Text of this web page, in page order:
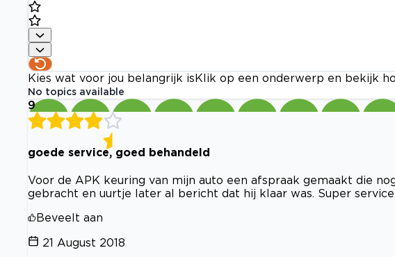
Kies wat voor jou belangrijk is Klik op een onderwerp en bekijk
No topics available
9
goede service, goed behandeld
Voor de APK keuring van mijn auto een afspraak gemaakt die
gebracht en uurtje later al bericht dat hij klaar was. Super
Beveelt aan
21 August 2018